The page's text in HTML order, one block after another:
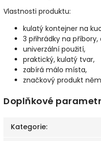
Vlastnosti produktu:
kulatý kontejner na
3 přihrádky na
univerzální použití,
praktický, kulatý tvar,
zabírá málo místa,
značkový produkt
Doplňkové
Kategorie: